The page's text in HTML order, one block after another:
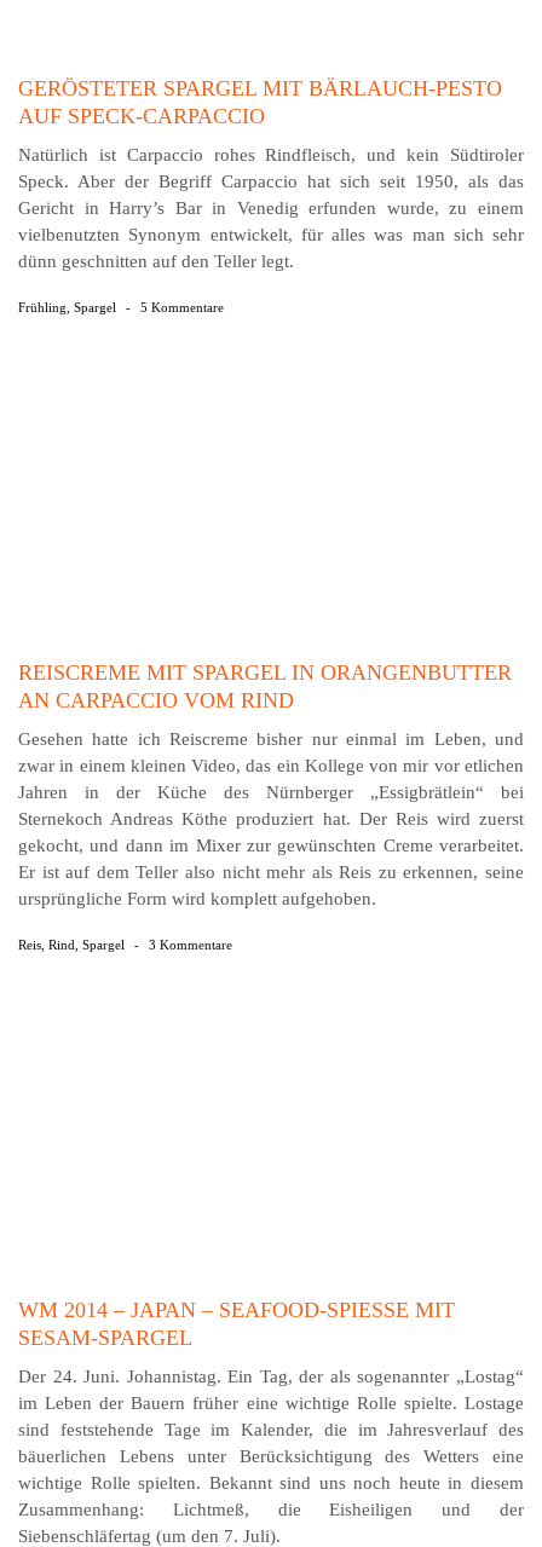
GERÖSTETER SPARGEL MIT BÄRLAUCH-PESTO
AUF SPECK-CARPACCIO
Natürlich ist Carpaccio rohes Rindfleisch, und kein Südtiroler
Speck. Aber der Begriff Carpaccio hat sich seit 1950, als das
Gericht in Harry’s Bar in Venedig erfunden wurde, zu einem
vielbenutzten Synonym entwickelt, für alles was man sich sehr
dünn geschnitten auf den Teller legt.
Frühling Spargel - 5 Kommentare
REISCREME MIT SPARGEL IN ORANGENBUTTER
AN CARPACCIO VOM RIND
Gesehen hatte ich Reiscreme bisher nur einmal im Leben, und
zwar in einem kleinen Video, das ein Kollege von mir vor etlichen
Jahren in der Küche des Nürnberger „Essigbrätlein“ bei
Sternekoch Andreas Köthe produziert hat. Der Reis wird zuerst
gekocht, und dann im Mixer zur gewünschten Creme verarbeitet.
Er ist auf dem Teller also nicht mehr als Reis zu erkennen, seine
ursprüngliche Form wird komplett aufgehoben.
Reis Rind Spargel - 3 Kommentare
WM 2014 – JAPAN – SEAFOOD-SPIESSE MIT S
ESAM-SPARGEL
Der 24. Juni. Johannistag. Ein Tag, der als sogenannter „Lostag“
im Leben der Bauern früher eine wichtige Rolle spielte. Lostage
sind feststehende Tage im Kalender, die im Jahresverlauf des
bäuerlichen Lebens unter Berücksichtigung des Wetters eine
wichtige Rolle spielten. Bekannt sind uns noch heute in diesem
Zusammenhang: Lichtmeß, die Eisheiligen und der
Siebenschläfertag (um den 7. Juli).